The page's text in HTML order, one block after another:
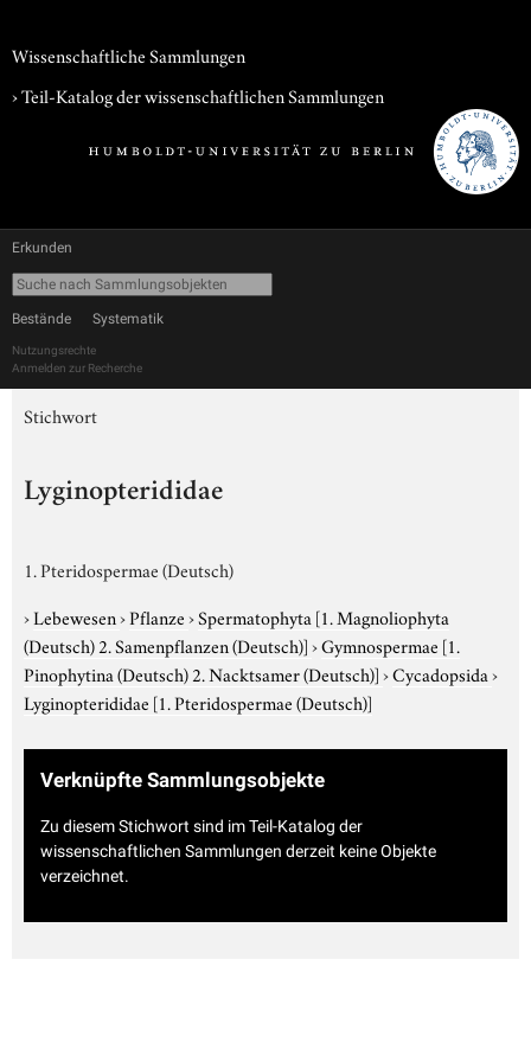
Wissenschaftliche Sammlungen
› Teil-Katalog der wissenschaftlichen Sammlungen
Erkunden
Bestände Systematik
Nutzungsrechte
Anmelden zur Recherche
Stichwort
Lyginopterididae
1. Pteridospermae (Deutsch)
›Lebewesen›Pflanze›Spermatophyta [1. Magnoliophyta
(Deutsch) 2. Samenpflanzen (Deutsch)]›Gymnospermae [1.
Pinophytina (Deutsch) 2. Nacktsamer (Deutsch)]›Cycadopsida›
Lyginopterididae [1. Pteridospermae (Deutsch)]
Verknüpfte Sammlungsobjekte
Zu diesem Stichwort sind im Teil-Katalog der
wissenschaftlichen Sammlungen derzeit keine Objekte
verzeichnet.